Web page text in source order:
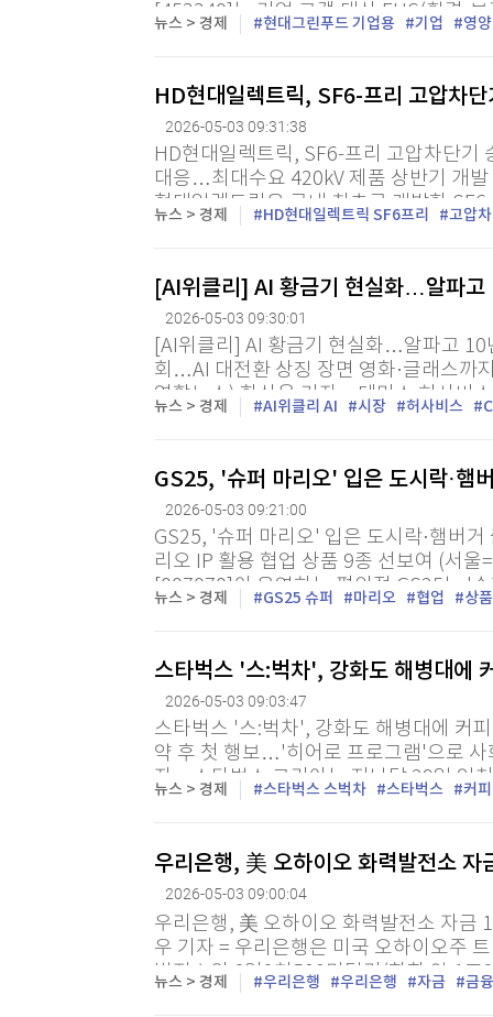
[453340]는 기업 고객 대상 EHS(환경·
케어' 영업을 본격화한다고 3일 밝혔다. '
뉴스 > 경제 현대그린푸드 기업용 기업 영양
HD현대일렉트릭, SF6-프리 고압차
2026-05-03 09:31:38
HD현대일렉트릭, SF6-프리 고압차단
대응…최대수요 420kV 제품 상반기 개
현대일렉트릭은 국내 최초로 개발한
치고 스웨덴 전력회사가 운영하는 변전
뉴스 > 경제 HD현대일렉트릭 SF6프리 고압
[AI위클리] AI 황금기 현실화…알파고
2026-05-03 09:30:01
[AI위클리] AI 황금기 현실화…알파고 10
회…AI 대전환 상징 장면 영화·글래스까
연합뉴스) 한상용 기자 = 데미스 허사비
돌 9단이 10년 만에 공개석상에서 재회
뉴스 > 경제 AI위클리 AI 시장 허사비스
GS25, '슈퍼 마리오' 입은 도시락·햄
2026-05-03 09:21:00
GS25, '슈퍼 마리오' 입은 도시락·햄버
리오 IP 활용 협업 상품 9종 선보여 (서
[007070]이 운영하는 편의점 GS25는 '
용한 협업 상품을 순차적으로 출시한다
뉴스 > 경제 GS25 슈퍼 마리오 협업 상품
스타벅스 '스:벅차', 강화도 해병대에
2026-05-03 09:03:47
스타벅스 '스:벅차', 강화도 해병대에 커
약 후 첫 행보…'히어로 프로그램'으로
자 = 스타벅스 코리아는 지난달 29일 인
련 중인 장병들에게 아이스 커피 1천잔과
뉴스 > 경제 스타벅스 스벅차 스타벅스 커피
우리은행, 美 오하이오 화력발전소 자
2026-05-03 09:00:04
우리은행, 美 오하이오 화력발전소 자금
우 기자 = 우리은행은 미국 오하이오주
발전소의 8억2천500만달러(한화 약 1
완료했다고 3일 밝혔다. 해당 발전소는
뉴스 > 경제 우리은행 우리은행 자금 금